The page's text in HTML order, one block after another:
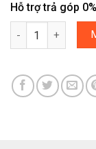
Hỗ trợ trả góp
Máy hút bụi dạng